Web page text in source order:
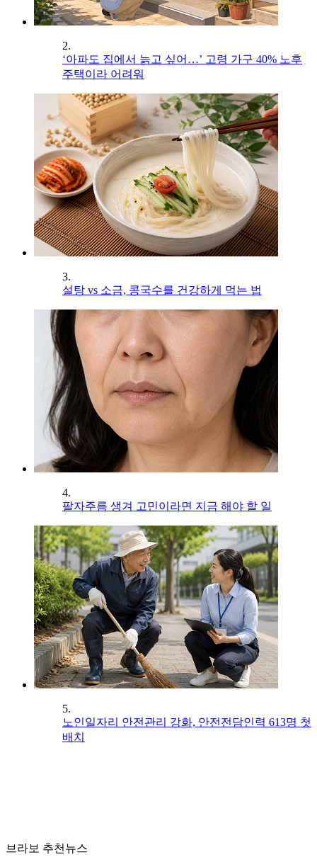
2.
‘아파도 집에서 늙고 싶어…’ 고령 가구 40% 노후
주택이라 어려워
3.
설탕 vs 소금, 콩국수를 건강하게 먹는 법
4.
팔자주름 생겨 고민이라면 지금 해야 할 일
5.
노인일자리 안전관리 강화, 안전전담인력 613명 첫
배치
브라보 추천뉴스